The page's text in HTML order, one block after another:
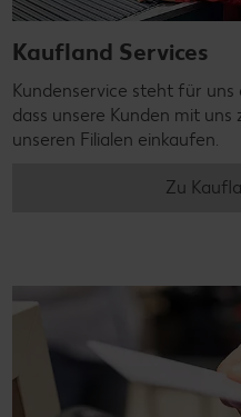
Kaufland Services
Kundenservice steht für
dass unsere Kunden mit
unseren Filialen einkaufen.
Zu